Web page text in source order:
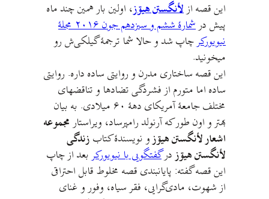
این قصه از لأنگستن هیۊز، اولین بار همین چند ماه
پیش در
شمارهٔ ششم و سیزدهم جون ۲۰۱۶ مجلهٔ
نیویورکر چاپ شد و حالا شما ترجمهٔ گیلکی‌ش رو
میخونید.
این قصه ساختاری مدرن و روایتی ساده داره. روایتی
ساده اما متورم از فشردگی تضادها و تناقضهای
مختلف جامعهٔ آمریکای دههٔ ۶۰ میلادی. به بیان
بهتر و اون طور که آرنولد رامپرساد، ویراستار مجموعه
اشعار لأنگستن هیۊز و نویسندهٔ کتاب زندگی
لأنگستن هیۊز درگفتگویی با نیویورکر بعد از چاپ
این قصه گفته: پایانبندی قصه مخلوط قابل احتراقی
از شهوت، مادی‌گرایی، فقر سیاه، وفور و غنای